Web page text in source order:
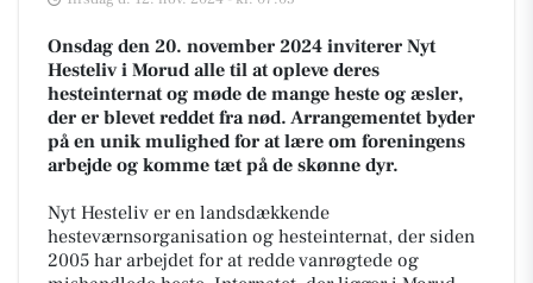
Onsdag den 20. november 2024 inviterer Nyt
Hesteliv i Morud alle til at opleve deres
hesteinternat og møde de mange heste og æsler,
der er blevet reddet fra nød. Arrangementet byder
på en unik mulighed for at lære om foreningens
arbejde og komme tæt på de skønne dyr.
Nyt Hesteliv er en landsdækkende
hesteværnsorganisation og hesteinternat, der siden
2005 har arbejdet for at redde vanrøgtede og